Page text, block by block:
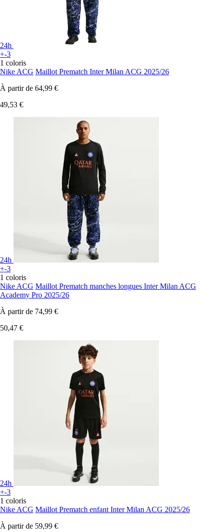
24h
+-3
1 coloris
Nike ACG Maillot Prematch Inter Milan ACG 2025/26
À partir de 64,99 €
49,53 €
24h
+-3
1 coloris
Nike ACG Maillot Prematch manches longues Inter Milan ACG
Academy Pro 2025/26
À partir de 74,99 €
50,47 €
24h
+-3
1 coloris
Nike ACG Maillot Prematch enfant Inter Milan ACG 2025/26
À partir de 59,99 €